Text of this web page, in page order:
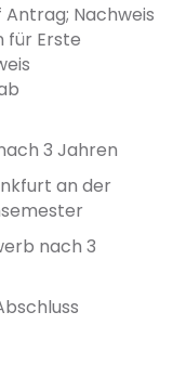
Nachweis
für Erste
3 Jahren
an der
nach 3